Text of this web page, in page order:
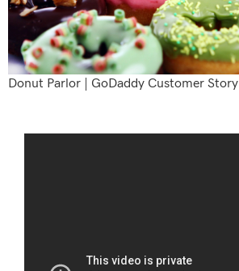
Donut Parlor | GoDaddy Customer Story